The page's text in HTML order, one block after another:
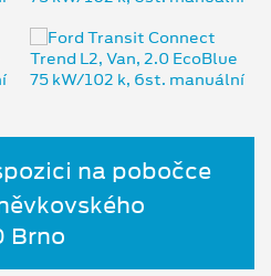
na pobočce
Brno